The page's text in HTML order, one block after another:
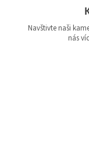
Navštivte naši
nás